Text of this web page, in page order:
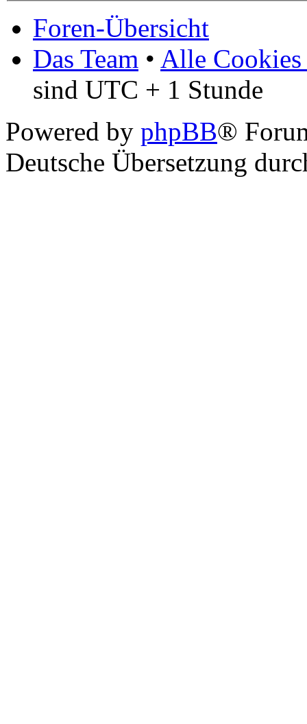
Foren-Übersicht
Das Team • Alle Cookies
sind UTC + 1 Stunde
Powered by phpBB®
Deutsche Übersetzung